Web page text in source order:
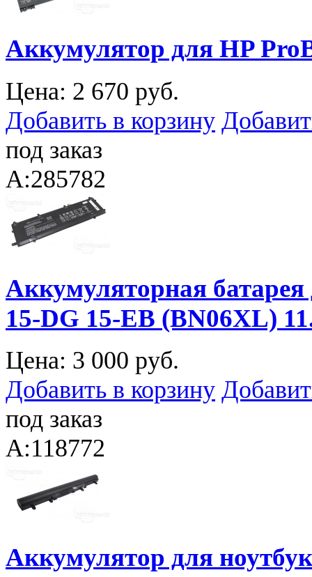
Аккумулятор для HP
Цена: 2 670 руб.
Добавить в корзину
под заказ
A:285782
Аккумуляторная батарея
15-DG 15-EB (BN06XL)
Цена: 3 000 руб.
Добавить в корзину
под заказ
A:118772
Аккумулятор для